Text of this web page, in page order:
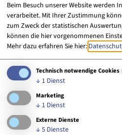
Möchten Sie von
Beim Besuch unserer Website werden
verarbeitet. Mit Ihrer Zustimmung
zum Zweck der statistischen
können die hier vorgenommenen
Mehr dazu erfahren Sie hier:
Technisch notwendige Cookies
↓ 1 Dienst
Marketing
↓ 1 Dienst
Externe Dienste
↓ 5 Dienste